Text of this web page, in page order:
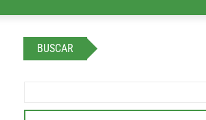
BUSCAR